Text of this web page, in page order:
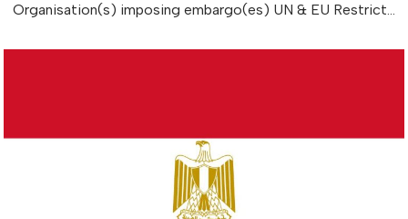
Organisation(s) imposing embargo(es) UN & EU Restrict…